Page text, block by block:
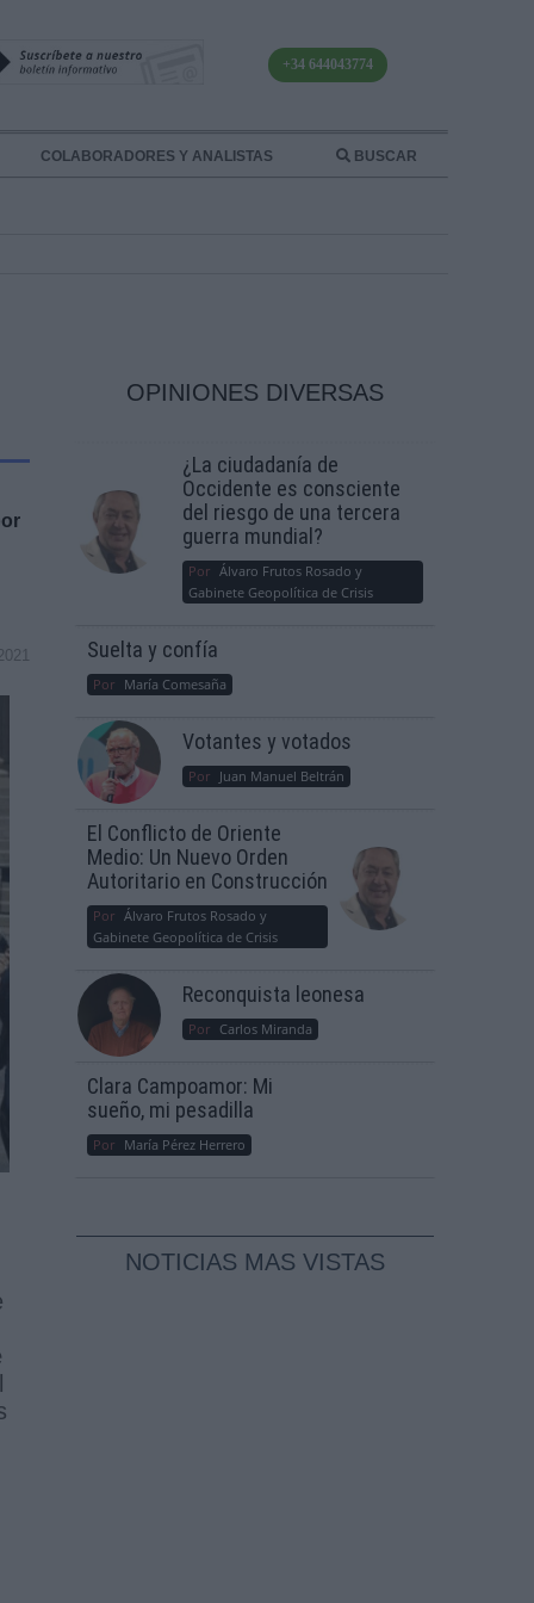
+34 644043774
COLABORADORES Y ANALISTAS BUSCAR
OPINIONES DIVERSAS
¿La ciudadanía de
Occidente es consciente
del riesgo de una tercera
guerra mundial?
Por Álvaro Frutos Rosado y
Gabinete Geopolítica de Crisis
Suelta y confía
Por María Comesaña
Votantes y votados
Por Juan Manuel Beltrán
El Conflicto de Oriente
Medio: Un Nuevo Orden
Autoritario en Construcción
Por Álvaro Frutos Rosado y
Gabinete Geopolítica de Crisis
Reconquista leonesa
Por Carlos Miranda
Clara Campoamor: Mi
sueño, mi pesadilla
Por María Pérez Herrero
NOTICIAS MAS VISTAS